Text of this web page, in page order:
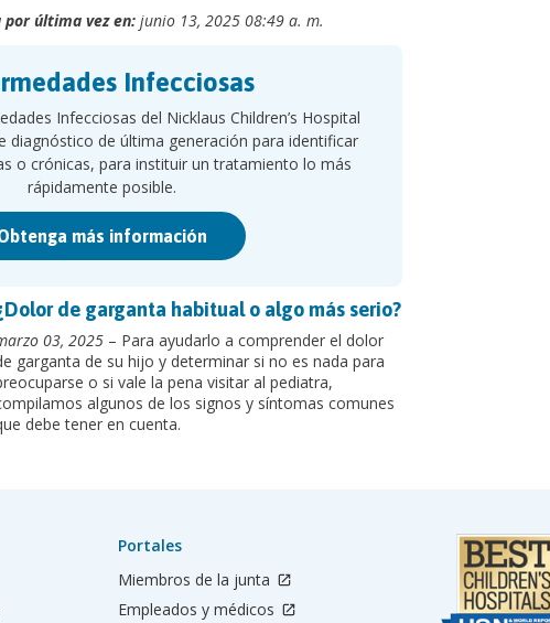
por última vez en:junio 13, 2025 08:49 a. m.
Infecciosas
Infecciosas del Nicklaus Children’s Hospital
diagnóstico de última generación para identificar
o crónicas, para instituir un tratamiento lo más
rápidamente posible.
más información
de garganta habitual o algo más serio?
03, 2025– Para ayudarlo a comprender el dolor
garganta de su hijo y determinar si no es nada para
o si vale la pena visitar al pediatra,
algunos de los signos y síntomas comunes
debe tener en cuenta.
Portales
Miembros de la junta
Empleados y médicos